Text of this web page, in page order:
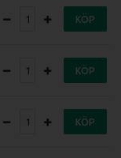
KÖP
KÖP
KÖP